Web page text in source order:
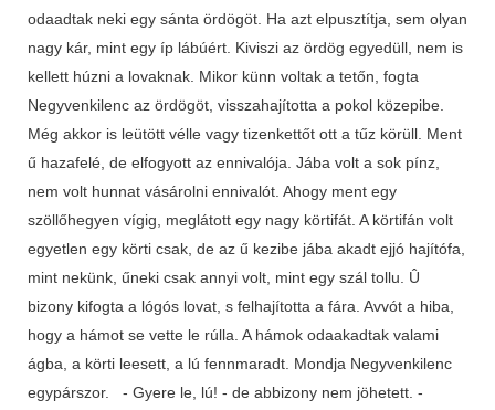
odaadtak neki egy sánta ördögöt. Ha azt elpusztítja, sem olyan
nagy kár, mint egy íp lábúért. Kiviszi az ördög egyedüll, nem is
kellett húzni a lovaknak. Mikor künn voltak a tetőn, fogta
Negyvenkilenc az ördögöt, visszahajította a pokol közepibe.
Még akkor is leütött vélle vagy tizenkettőt ott a tűz körüll. Ment
ű hazafelé, de elfogyott az ennivalója. Jába volt a sok pínz,
nem volt hunnat vásárolni ennivalót. Ahogy ment egy
szöllőhegyen vígig, meglátott egy nagy körtifát. A körtifán volt
egyetlen egy körti csak, de az ű kezibe jába akadt ejjó hajítófa,
mint nekünk, űneki csak annyi volt, mint egy szál tollu. Û
bizony kifogta a lógós lovat, s felhajította a fára. Avvót a hiba,
hogy a hámot se vette le rúlla. A hámok odaakadtak valami
ágba, a körti leesett, a lú fennmaradt. Mondja Negyvenkilenc
egypárszor. - Gyere le, lú! - de abbizony nem jöhetett. -